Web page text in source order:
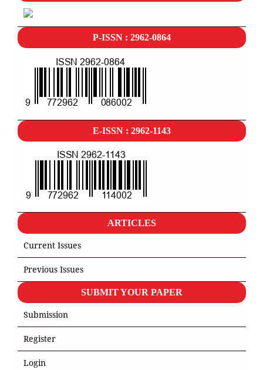
P-ISSN : 2962-0864
E-ISSN : 2962-1143
ARTICLES
Current Issues
Previous Issues
SUBMIT YOUR PAPER
Submission
Register
Login